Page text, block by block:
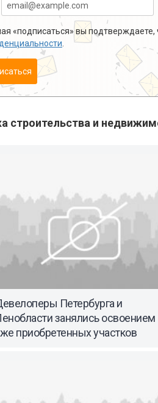
«подписаться» вы подтверждаете,
и
Петербурга и
занялись освоением
приобретенных участков